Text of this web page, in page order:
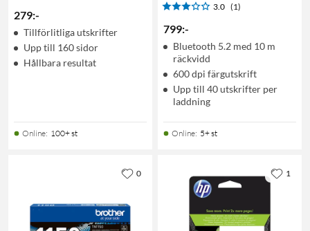
279:-
Tillförlitliga utskrifter
Upp till 160 sidor
Hållbara resultat
Online: 100+ st
3.0 (1)
799:-
Bluetooth 5.2 med 10 m
räckvidd
600 dpi färgutskrift
Upp till 40 utskrifter per
laddning
Online: 5+ st
0 1